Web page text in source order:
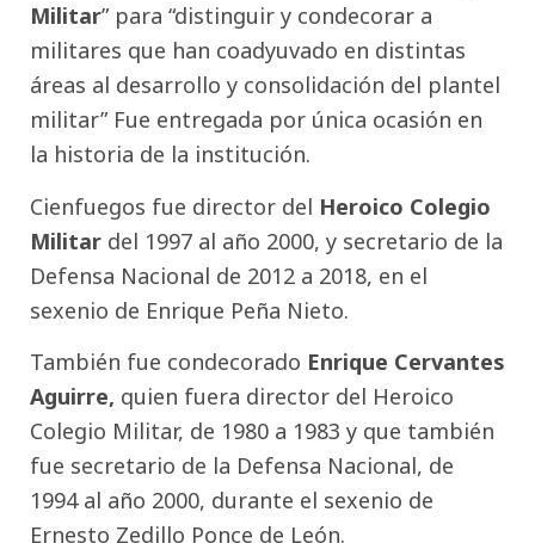
Militar” para “distinguir y condecorar a
militares que han coadyuvado en distintas
áreas al desarrollo y consolidación del plantel
militar” Fue entregada por única ocasión en
la historia de la institución.
Cienfuegos fue director del Heroico Colegio
Militar del 1997 al año 2000, y secretario de la
Defensa Nacional de 2012 a 2018, en el
sexenio de Enrique Peña Nieto.
También fue condecorado Enrique Cervantes
Aguirre, quien fuera director del Heroico
Colegio Militar, de 1980 a 1983 y que también
fue secretario de la Defensa Nacional, de
1994 al año 2000, durante el sexenio de
Ernesto Zedillo Ponce de León.